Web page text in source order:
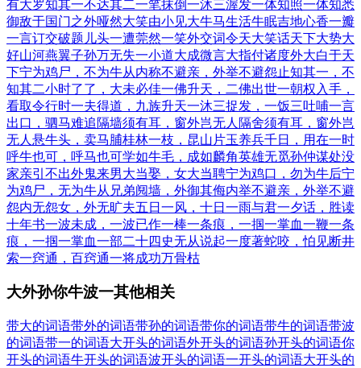
有大罗知其一不达其二一笔抹倒一沐三渥发一体知照一体知悉
御敌于国门之外哑然大笑由小见大牛马生活牛眠吉地心香一瓣
一言订交破题儿头一遭莞然一笑外交词令天大笑话天下大势大
好山河燕翼子孙万无失一小道大成微言大指付诸度外大白于天
下宁为鸡尸，不为牛从内称不避亲，外举不避怨止知其一，不
知其二小时了了，大未必佳一佛升天，二佛出世一朝权入手，
看取令行时一夫得道，九族升天一沐三捉发，一饭三吐哺一言
出口，驷马难追 隔墙须有耳，窗外岂无人 隔舍须有耳，窗外岂
无人 悬牛头，卖马脯桂林一枝，昆山片玉养兵千日，用在一时
呼牛也可，呼马也可学如牛毛，成如麟角英雄无觅孙仲谋处没
家亲引不出外鬼来男大当娶，女大当聘宁为鸡口，勿为牛后宁
为鸡尸，无为牛从 兄弟阋墙，外御其侮内举不避亲，外举不避
怨内无怨女，外无旷夫五日一风，十日一雨与君一夕话，胜读
十年书一波未成，一波已作一棒一条痕，一掴一掌血一鞭一条
痕，一掴一掌血一部二十四史无从说起一度著蛇咬，怕见断井
索一窍通，百窍通一将成功万骨枯
大外孙你牛波一其他相关
带大的词语带外的词语带孙的词语带你的词语带牛的词语带波
的词语带一的词语大开头的词语外开头的词语孙开头的词语你
开头的词语牛开头的词语波开头的词语一开头的词语大开头的